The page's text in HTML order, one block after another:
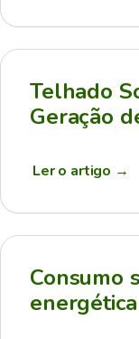
Telhado
Geração
Ler o artigo →
Consumo